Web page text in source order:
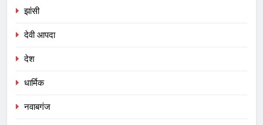
झांसी
देवी आपदा
देश
धार्मिक
नवाबगंज